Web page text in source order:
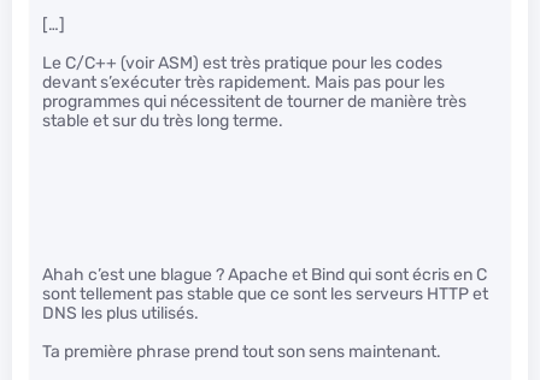
[…]
Le C/C++ (voir ASM) est très pratique pour les codes
devant s’exécuter très rapidement. Mais pas pour les
programmes qui nécessitent de tourner de manière très
stable et sur du très long terme.
Ahah c’est une blague ? Apache et Bind qui sont écris en C
sont tellement pas stable que ce sont les serveurs HTTP et
DNS les plus utilisés.
Ta première phrase prend tout son sens maintenant.